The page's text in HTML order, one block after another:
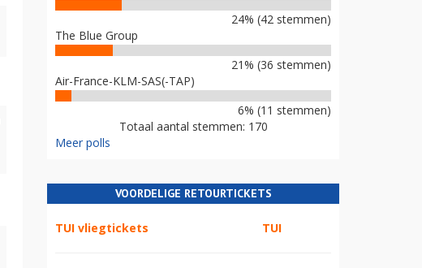
24% (42 stemmen)
The Blue Group
21% (36 stemmen)
Air-France-KLM-SAS(-TAP)
6% (11 stemmen)
Totaal aantal stemmen: 170
Meer polls
VOORDELIGE RETOURTICKETS
TUI vliegtickets TUI